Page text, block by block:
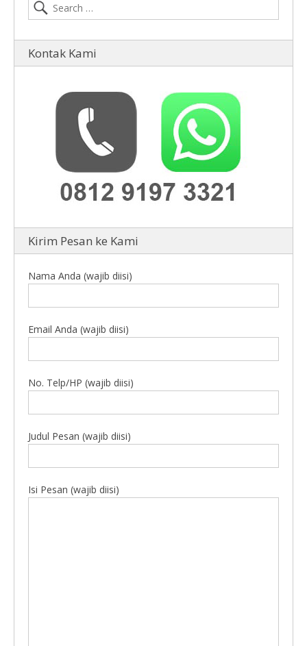
Kontak Kami
Kirim Pesan ke Kami
Nama Anda (wajib diisi)
Email Anda (wajib diisi)
No. Telp/HP (wajib diisi)
Judul Pesan (wajib diisi)
Isi Pesan (wajib diisi)